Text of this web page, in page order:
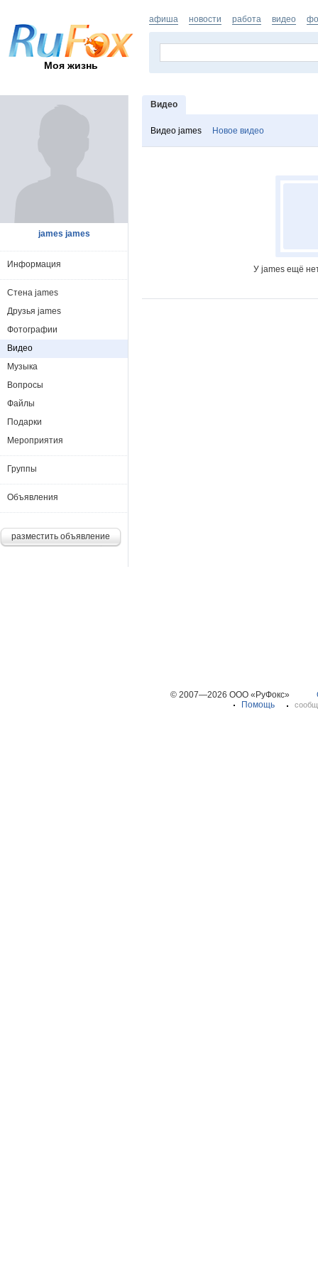
Моя жизнь
афиша новости работа видео
Видео
Видео james Новое видео
У james ещё
james james
Информация
Стена james
Друзья james
Фотографии
Видео
Музыка
Вопросы
Файлы
Подарки
Мероприятия
Группы
Объявления
разместить объявление
© 2007—2026 ООО «РуФокс»
Помощь